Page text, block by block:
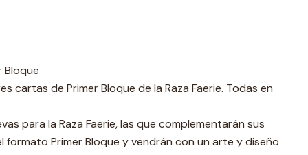
Bloque
cartas de Primer Bloque de la Raza Faerie. Todas en
para la Raza Faerie, las que complementarán sus
Primer Bloque y vendrán con un arte y diseño